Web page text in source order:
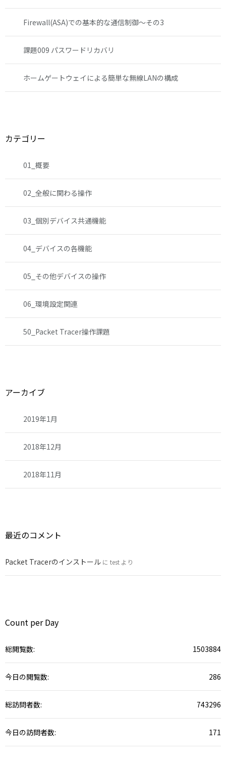
Firewall(ASA)での基本的な通信制御～その3
課題009 パスワードリカバリ
ホームゲートウェイによる簡単な無線LANの構成
カテゴリー
01_概要
02_全般に関わる操作
03_個別デバイス共通機能
04_デバイスの各機能
05_その他デバイスの操作
06_環境設定関連
50_Packet Tracer操作課題
アーカイブ
2019年1月
2018年12月
2018年11月
最近のコメント
Packet Tracerのインストール に test より
Count per Day
1503884
総閲覧数:
286
今日の閲覧数:
743296
総訪問者数:
171
今日の訪問者数: